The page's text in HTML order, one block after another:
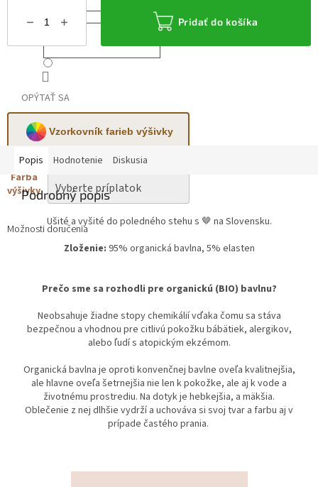
Vzorkovník farieb výšivky
Farba
výšivky
Možnosti doručenia
Pridať do košíka
OPÝTAŤ SA
Popis Hodnotenie Diskusia
Podrobný popis
Ušité a vyšité do poledného stehu s 🤎 na Slovensku.
Zloženie: 95% organická bavlna, 5% elasten
Prečo sme sa rozhodli pre organickú (BIO) bavlnu?
Neobsahuje žiadne stopy chemikálií vďaka čomu sa stáva
bezpečnou a vhodnou pre citlivú pokožku bábätiek, alergikov,
alebo ľudí s atopickým ekzémom.
Organická bavlna je oproti konvenčnej bavlne oveľa kvalitnejšia,
ale hlavne oveľa šetrnejšia nie len k pokožke, ale aj k vode a
životnému prostrediu. Na dotyk je hebkejšia, a mäkšia.
Oblečenie z nej dlhšie vydrží a uchováva si svoj tvar a farbu aj v
prípade častého prania.